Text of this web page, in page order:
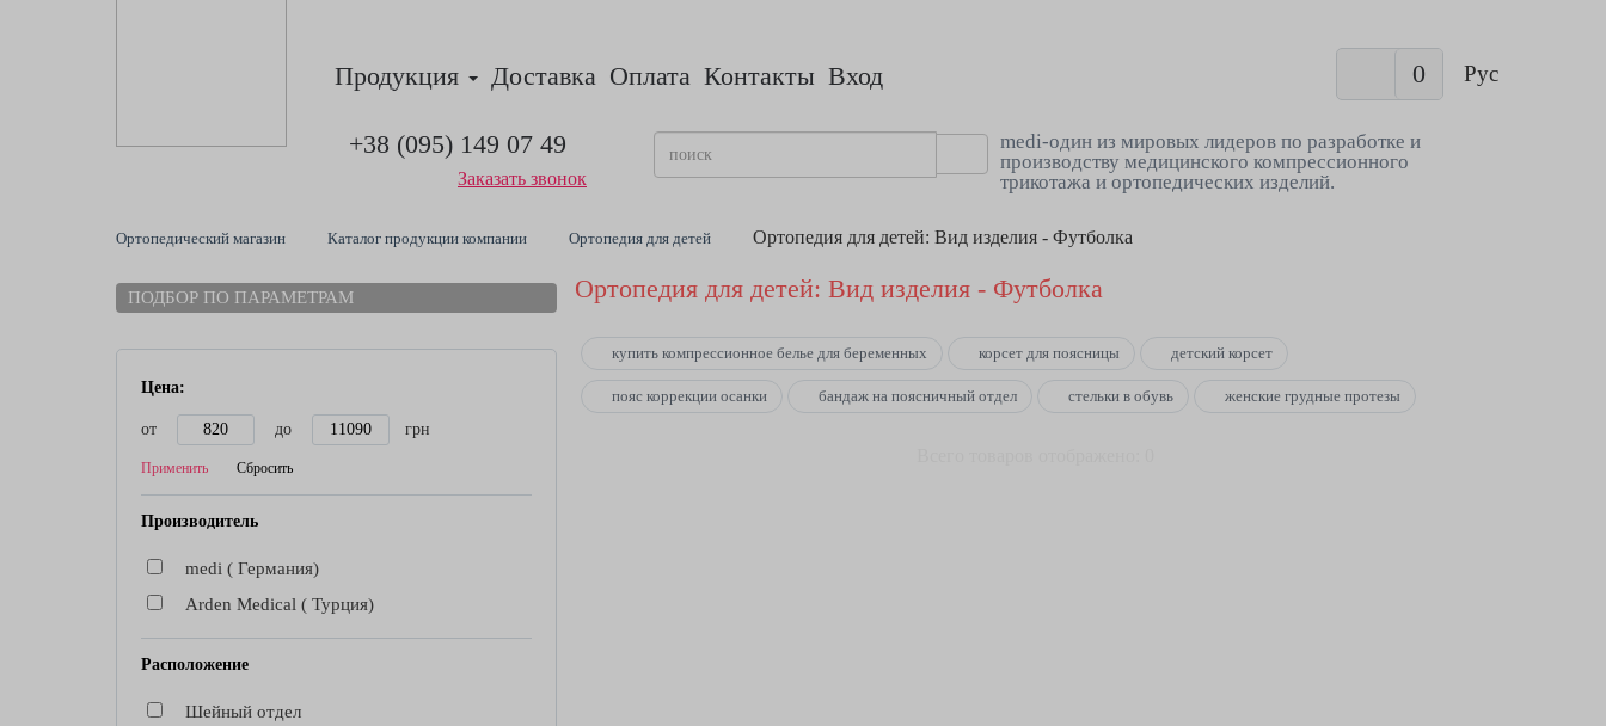
Продукция Доставка Оплата Контакты Вход 0 Рус
+38 (095) 149 07 49
Заказать звонок
medi-один из мировых лидеров по разработке и
производству медицинского компрессионного
трикотажа и ортопедических изделий.
Ортопедический магазин Каталог продукции компании Ортопедия для детей Ортопедия для детей: Вид изделия - Футболка
ПОДБОР ПО ПАРАМЕТРАМ
Цена:
от до грн
Применить Сбросить
Производитель
medi ( Германия)
Arden Medical ( Турция)
Расположение
Шейный отдел
Ортопедия для детей: Вид изделия - Футболка
купить компрессионное белье для беременных корсет для поясницы детский корсет
пояс коррекции осанки бандаж на поясничный отдел стельки в обувь женские грудные протезы